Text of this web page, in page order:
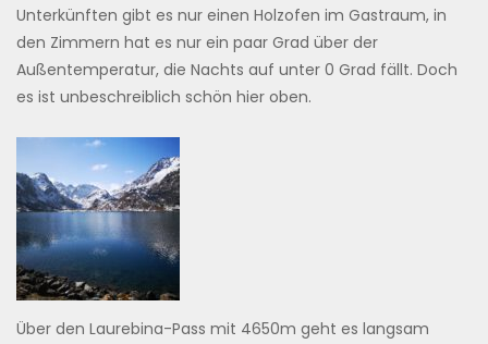
Unterkünften gibt es nur einen Holzofen im Gastraum, in
den Zimmern hat es nur ein paar Grad über der
Außentemperatur, die Nachts auf unter 0 Grad fällt. Doch
es ist unbeschreiblich schön hier oben.
Über den Laurebina-Pass mit 4650m geht es langsam